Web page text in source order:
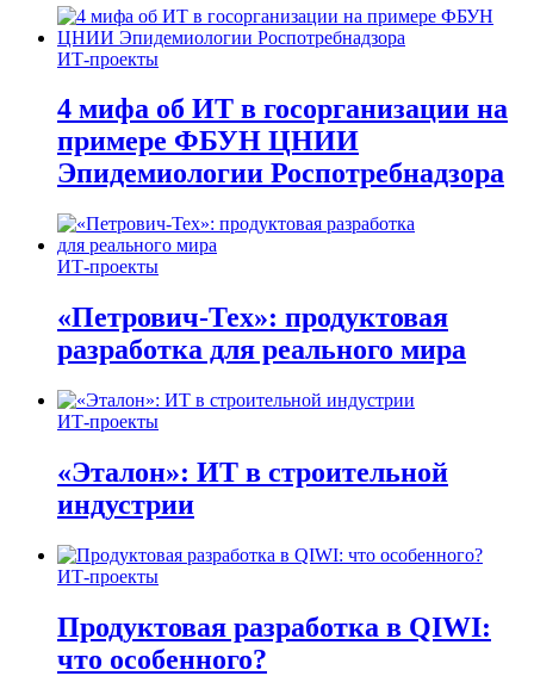
ИТ-проекты
4 мифа об ИТ в госорганизации на
примере ФБУН ЦНИИ
Эпидемиологии Роспотребнадзора
ИТ-проекты
«Петрович-Тех»: продуктовая
разработка для реального мира
ИТ-проекты
«Эталон»: ИТ в строительной
индустрии
ИТ-проекты
Продуктовая разработка в QIWI:
что особенного?